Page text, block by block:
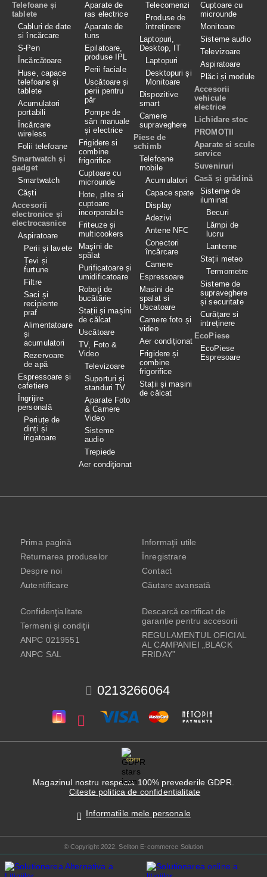
Telefoane și
tablete
Cabluri de date
și încărcare
S-Pen
Încărcătoare
Huse, capace
telefoane și
tablete
Acumulatori
portabili
Încărcare
wireless
Folii telefoane
Smartwatch și
gadget
Smartwatch
Căști
Accesorii
electronice și
electrocasnice
Aspiratoare
Perii și lavete
Țevi și
furtune
Filtre
Saci și
recipiente
praf
Alimentatoare
și
acumulatori
Rezervoare
de apă
Espressoare și
cafetiere
Îngrijire
personală
Periuțe de
dinți și
irigatoare
Aparate de
ras electrice
Aparate de
tuns
Epilatoare,
produse IPL
Perii faciale
Uscătoare și
perii pentru
păr
Pompe de
sân manuale
și electrice
Frigidere si
combine
frigorifice
Cuptoare cu
microunde
Hote, plite si
cuptoare
incorporabile
Friteuze și
multicookers
Maşini de
spălat
Purificatoare și
umidificatoare
Roboţi de
bucătărie
Stații și mașini
de călcat
Uscătoare
TV, Foto &
Video
Televizoare
Suporturi și
standuri TV
Aparate Foto
& Camere
Video
Sisteme
audio
Trepiede
Aer condiţionat
Telecomenzi
Produse de
întreținere
Laptopuri,
Desktop, IT
Laptopuri
Desktopuri și
Monitoare
Dispozitive
smart
Camere
supraveghere
Piese de
schimb
Telefoane
mobile
Acumulatori
Capace spate
Display
Adezivi
Antene NFC
Conectori
încărcare
Camere
Espressoare
Masini de
spalat si
Uscatoare
Camere foto și
video
Aer condiționat
Frigidere și
combine
frigorifice
Stații și mașini
de călcat
Cuptoare cu
microunde
Monitoare
Sisteme audio
Televizoare
Aspiratoare
Plăci și module
Accesorii
vehicule
electrice
Lichidare stoc
PROMOȚII
Aparate si scule
service
Suveniruri
Casă și grădină
Sisteme de
iluminat
Becuri
Lămpi de
lucru
Lanterne
Stații meteo
Termometre
Sisteme de
supraveghere
și securitate
Curățare si
intreținere
EcoPiese
EcoPiese
Espresoare
0213266064
Prima pagină
Returnarea produselor
Despre noi
Autentificare
Informaţii utile
Înregistrare
Contact
Căutare avansată
Confidenţialitate
Termeni şi condiţii
ANPC 0219551
ANPC SAL
Descarcă certificat de
garanție pentru accesorii
REGULAMENTUL OFICIAL
AL CAMPANIEI „BLACK
FRIDAY”
GDPR
Magazinul nostru respecta 100% prevederile GDPR.
Citeste politica de confidentialitate
Informatiile mele personale
© Copyright 2022. Seliton E-commerce Solution